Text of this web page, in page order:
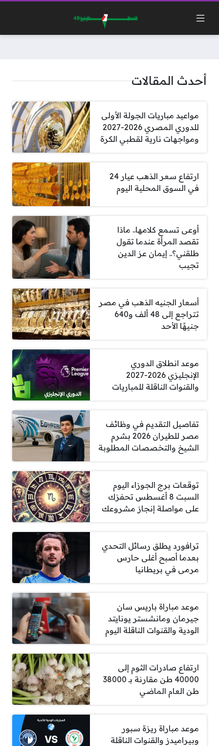
أحدث المقالات
مواعيد مباريات الجولة الأولى
للدوري المصري 2026-2027
ومواجهات نارية لقطبي الكرة
ارتفاع سعر الذهب عيار 24
في السوق المحلية اليوم
أوعى تسمع كلامها.. ماذا
تقصد المرأة عندما تقول
طلقني؟.. إيمان عز الدين
تجيب
أسعار الجنيه الذهب في مصر
تتراجع إلى 48 ألف و640
جنيهًا الأحد
موعد انطلاق الدوري
الإنجليزي 2026-2027
والقنوات الناقلة للمباريات
تفاصيل التقديم في وظائف
مصر للطيران 2026 بشرم
الشيخ والتخصصات المطلوبة
توقعات برج الجوزاء اليوم
السبت 8 أغسطس تحفزك
على مواصلة إنجاز مشروعك
ترافورد يطلق رسائل التحدي
بعدما أصبح أغلى حارس
مرمى في بريطانيا
موعد مباراة باريس سان
جيرمان ومانشستر يونايتد
الودية والقنوات الناقلة اليوم
ارتفاع صادرات الثوم إلى
40000 طن مقارنة بـ 38000
طن العام الماضي
موعد مباراة ريزة سبور
وبيراميدز والقنوات الناقلة